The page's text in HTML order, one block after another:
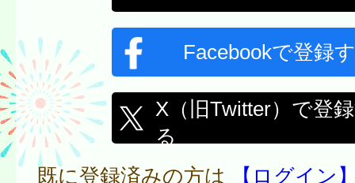
Facebookで登録
X（旧Twitter）で登
る
既に登録済みの方は
【ログイン